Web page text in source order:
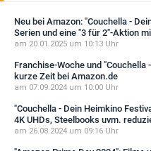
Neu bei Amazon: "Couchella -
Serien und eine "3 für 2"-Aktion
am 20.01.2025 um 10:13 Uhr
Franchise-Woche und
kurze Zeit bei Amazon.de
am 07.09.2024 um 10:00 Uhr
"Couchella - Dein Heimkino
4K UHDs, Steelbooks uvm.
am 26.08.2024 um 09:16 Uhr